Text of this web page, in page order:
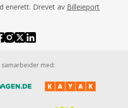
enerett. Drevet av Billeieport
samarbeider med: